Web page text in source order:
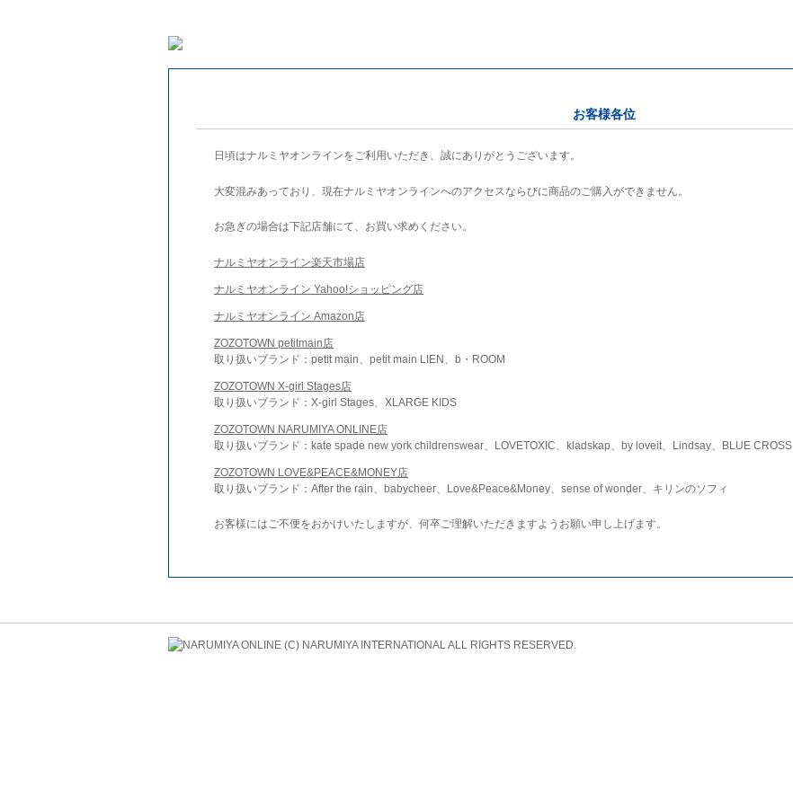
お客様各位
日頃はナルミヤオンラインをご利用いただき、誠にありがとうございます。
大変混みあっており、現在ナルミヤオンラインへのアクセスならびに商品のご購入ができません。
お急ぎの場合は下記店舗にて、お買い求めください。
ナルミヤオンライン楽天市場店
ナルミヤオンライン Yahoo!ショッピング店
ナルミヤオンライン Amazon店
ZOZOTOWN petitmain店
取り扱いブランド：petit main、petit main LIEN、b・ROOM
ZOZOTOWN X-girl Stages店
取り扱いブランド：X-girl Stages、XLARGE KIDS
ZOZOTOWN NARUMIYA ONLINE店
取り扱いブランド：kate spade new york childrenswear、LOVETOXIC、kladskap、by loveit、Lindsay、BLUE CROSS
ZOZOTOWN LOVE&PEACE&MONEY店
取り扱いブランド：After the rain、babycheer、Love&Peace&Money、sense of wonder、キリンのソフィ
お客様にはご不便をおかけいたしますが、何卒ご理解いただきますようお願い申し上げます。